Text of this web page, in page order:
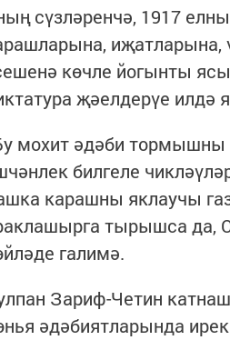
сүзләренчә, 1917
иҗатларына,
көчле йогынты
җәелдерүе илдә
мохит ​​әдәби тормышны
билгеле
карашны яклаучы
тырышса да,
галимә.
Зариф-Четин
әдәбиятларында